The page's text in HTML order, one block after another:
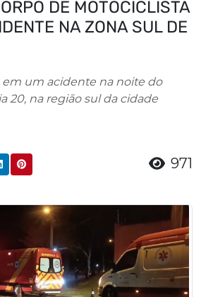
DE MOTOCICLISTA
NA ZONA SUL DE
em um acidente na noite do
20, na região sul da cidade
971